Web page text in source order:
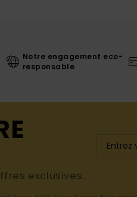
Notre engagement eco-
responsable
exclusives.